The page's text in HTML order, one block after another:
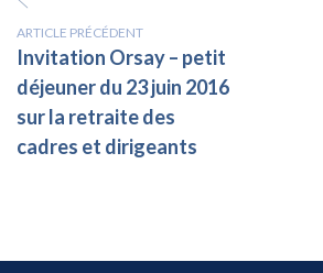
ARTICLE PRÉCÉDENT
Invitation Orsay – petit
déjeuner du 23 juin 2016
sur la retraite des
cadres et dirigeants